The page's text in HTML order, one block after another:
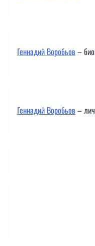
Геннадий Воробьов–
Геннадий Воробьов–